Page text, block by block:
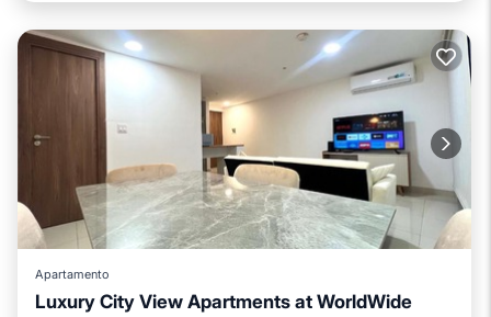
Apartamento
Luxury City View Apartments at WorldWide